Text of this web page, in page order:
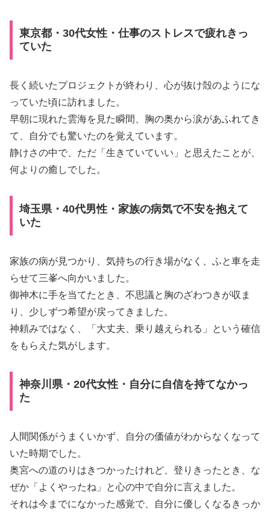
東京都・30代女性・仕事のストレスで疲れきっ
ていた
長く続いたプロジェクトが終わり、心が抜け殻のようにな
っていた頃に訪れました。
早朝に現れた雲海を見た瞬間、胸の奥から涙があふれてき
て、自分でも驚いたのを覚えています。
静けさの中で、ただ「生きていていい」と思えたことが、
何よりの癒しでした。
埼玉県・40代男性・家族の病気で不安を抱えて
いた
家族の病が見つかり、気持ちの行き場がなく、ふと車を走
らせて三峯へ向かいました。
御神木に手を当てたとき、不思議と胸のざわつきが収ま
り、少しずつ希望が戻ってきました。
神頼みではなく、「大丈夫、乗り越えられる」という確信
をもらえた気がします。
神奈川県・20代女性・自分に自信を持てなかっ
た
人間関係がうまくいかず、自分の価値がわからなくなって
いた時期でした。
奥宮への道のりはきつかったけれど、登りきったとき、な
ぜか「よくやったね」と心の中で自分に言えました。
それは今までになかった感覚で、自分に優しくなるきっか